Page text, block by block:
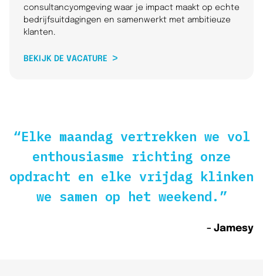
consultancyomgeving waar je impact maakt op echte
bedrijfsuitdagingen en samenwerkt met ambitieuze
klanten.
BEKIJK DE VACATURE
“Elke maandag vertrekken we vol
enthousiasme richting onze
opdracht en elke vrijdag klinken
we samen op het weekend.”
- Jamesy